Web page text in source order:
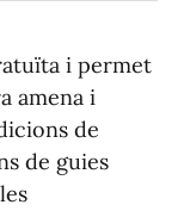
i permet
amena i
de
de guies